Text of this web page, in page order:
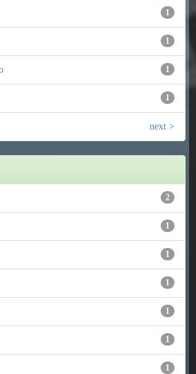
1
1
1
1
next >
2
1
1
1
1
1
1